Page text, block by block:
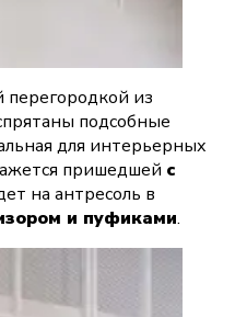
перегородкой из
подсобные
для интерьерных
пришедшей с
и пуфиками.